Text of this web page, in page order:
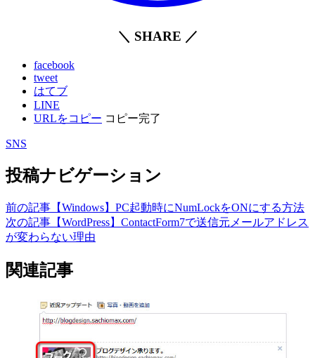
＼ SHARE ／
facebook
tweet
はてブ
LINE
URLをコピー コピー完了
SNS
投稿ナビゲーション
前の記事 【Windows】PC起動時にNumLockをONにする方法
次の記事 【WordPress】ContactForm7で送信元メールアドレス
が変わらない理由
関連記事